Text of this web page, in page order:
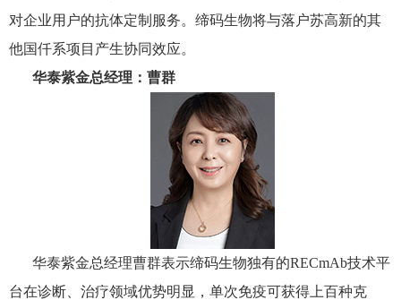
对企业用户的抗体定制服务。缔码生物将与落户苏高新的其
他国仟系项目产生协同效应。
华泰紫金总经理：曹群
华泰紫金总经理曹群表示缔码生物独有的RECmAb技术平
台在诊断、治疗领域优势明显，单次免疫可获得上百种克